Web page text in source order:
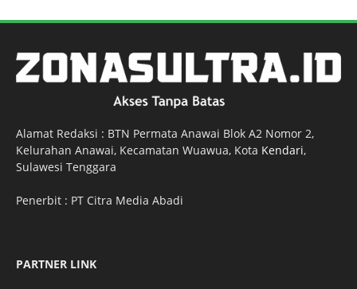
Alamat Redaksi : BTN Permata Anawai Blok A2 Nomor 2,
Kelurahan Anawai, Kecamatan Wuawua, Kota Kendari,
Sulawesi Tenggara
Penerbit : PT Citra Media Abadi
PARTNER LINK